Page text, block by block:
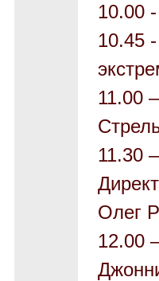
10.00
10.45
11.00
11.30
Олег
12.00